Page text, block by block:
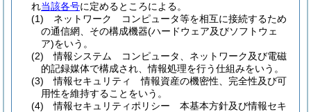
れ当該各号に定めるところによる。
(1)
ネットワーク コンピュータ等を相互に接続するため
の通信網、その構成機器(ハードウェア及びソフトウェ
ア)をいう。
(2)
情報システム コンピュータ、ネットワーク及び電磁
的記録媒体で構成され、情報処理を行う仕組みをいう。
(3)
情報セキュリティ 情報資産の機密性、完全性及び可
用性を維持することをいう。
(4)
情報セキュリティポリシー 本基本方針及び情報セキ